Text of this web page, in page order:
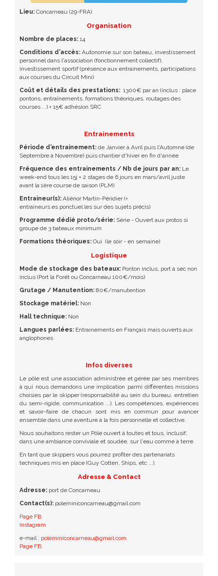
Lieu: Concarneau (29-FRA)
Organisation
Nombre de places: 14
Conditions d'accès: Autonomie sur son bateau, investissement
personnel dans l'association (fonctionnement collectif),
investissement sportif (présence aux entrainements, participations
aux courses du Circuit Mini)
Coût et détails des prestations: 1300€ par an (inclus : place
pontons, entraînements, formations théoriques, routages des
courses ...) + 15€ adhésion SRC
Entrainements
Période d'entrainement: de Janvier à Avril puis l'Automne (de
Septembre à Novembre) puis chantier d'hiver en fin d'année
Fréquence des entrainements / Nb de jours par an: Le
week-end tous les 15j + 2 stages de 6 jours en mars/avril juste
avant la 1ère course de saison (PLM)
Entraineur(s): Aliénor Martin-Péridier (+
entraineurs.es ponctuel.les sur des sujets précis)
Programme dédié proto/série: Série - Ouvert aux protos si
groupe de 3 bateaux minimum
Formations théoriques: Oui (le soir - en semaine)
Logistique
Mode de stockage des bateaux: Ponton inclus, port à sec non
inclus (Port la Forêt ou Concarneau 100€/mois)
Grutage / Manutention: 80€/manutention
Stockage matériel: Non
Hall technique: Non
Langues parlées: Entrainements en Français mais ouverts aux
anglophones
Infos diverses
Le pôle est une association administrée et gérée par ses membres
à qui nous demandons une implication parmi différentes missions
choisies par le skipper (responsabilité au sein du bureau, entretien
du semi-rigide, communication ...). Les compétences, expériences
et savoir-faire de chacun sont mis en commun pour avancer
ensemble dans une aventure à la fois personnelle et collective.
Nous souhaitons rester un Pôle ouvert à toutes et tous, inclusif,
dans une ambiance conviviale et soudée, sur l'eau comme à terre.
En tant que skippers vous pourrez profiter des partenariats
techniques mis en place (Guy Cotten, Ships, etc ...).
Adresse & Contact
Adresse: port de Concarneau
Contact(s): poleminiconcarneau@gmail.com
Page FB
Instagram
e-mail : poleminiconcarneau@gmail.com
Page FB